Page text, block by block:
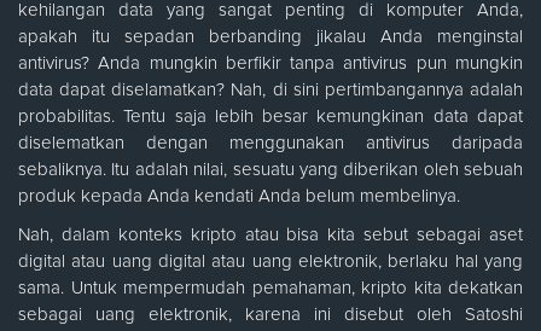
kehilangan data yang sangat penting di komputer Anda,
apakah itu sepadan berbanding jikalau Anda menginstal
antivirus? Anda mungkin berfikir tanpa antivirus pun mungkin
data dapat diselamatkan? Nah, di sini pertimbangannya adalah
probabilitas. Tentu saja lebih besar kemungkinan data dapat
diselematkan dengan menggunakan antivirus daripada
sebaliknya. Itu adalah nilai, sesuatu yang diberikan oleh sebuah
produk kepada Anda kendati Anda belum membelinya.
Nah, dalam konteks kripto atau bisa kita sebut sebagai aset
digital atau uang digital atau uang elektronik, berlaku hal yang
sama. Untuk mempermudah pemahaman, kripto kita dekatkan
sebagai uang elektronik, karena ini disebut oleh Satoshi